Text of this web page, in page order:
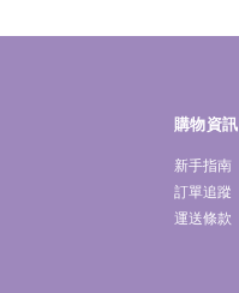
購物資訊
新手指南
訂單追蹤
運送條款